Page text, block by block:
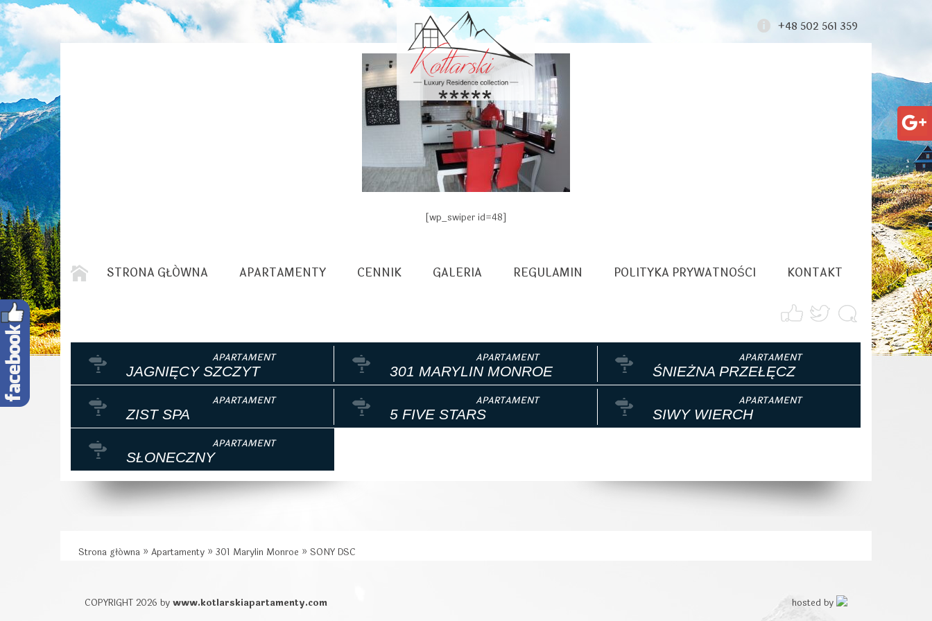
+48 502 561 359
[wp_swiper id=48]
STRONA GŁÓWNA APARTAMENTY CENNIK GALERIA REGULAMIN POLITYKA PRYWATNOŚCI KONTAKT
JAGNIĘCY SZCZYT 301 MARYLIN MONROE ŚNIEŻNA PRZEŁĘCZ
ZIST SPA 5 FIVE STARS SIWY WIERCH
SŁONECZNY
Strona główna » Apartamenty » 301 Marylin Monroe » SONY DSC
COPYRIGHT 2026 by www.kotlarskiapartamenty.com hosted by